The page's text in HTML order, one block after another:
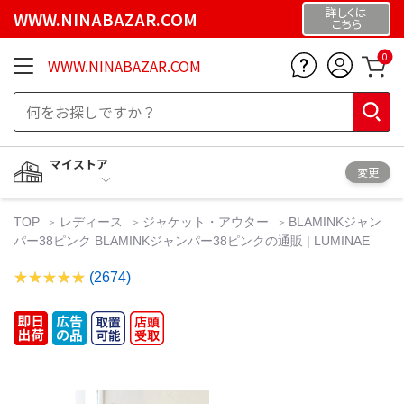
WWW.NINABAZAR.COM 詳しくは
こちら
WWW.NINABAZAR.COM 0
マイストア
変更
TOP レディース ジャケット・アウター
BLAMINKジャン
パー38ピンク BLAMINKジャンパー38ピンクの通販 | LUMINAE
(2674)